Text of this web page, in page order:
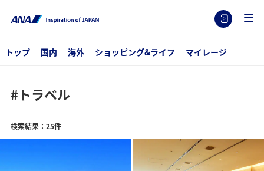
トップ 国内 海外 ショッピング&ライフ マイレージ
#トラベル
検索結果：25件